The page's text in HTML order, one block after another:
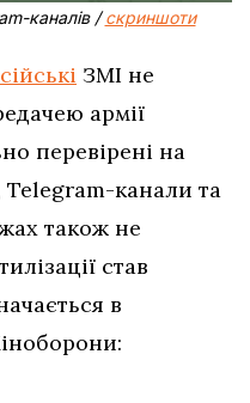
каналів /скриншоти
ЗМІ не
армії
перевірені на
Telegram-канали та
також не
став
в